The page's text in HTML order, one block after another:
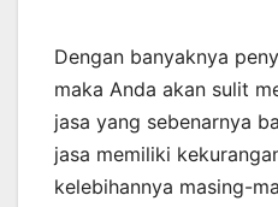
Dengan banyaknya
maka Anda akan sulit
jasa yang sebenarnya
jasa memiliki
kelebihannya masing-